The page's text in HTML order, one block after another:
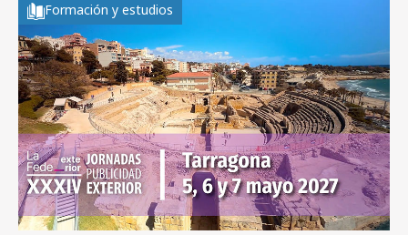
Formación y estudios